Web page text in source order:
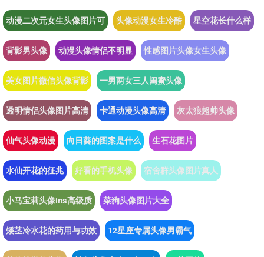
动漫二次元女生头像图片可 头像动漫女生冷酷 星空花长什么样
背影男头像 动漫头像情侣不明显 性感图片头像女生头像
美女图片微信头像背影 一男两女三人闺蜜头像
透明情侣头像图片高清 卡通动漫头像高清 灰太狼超帅头像
仙气头像动漫 向日葵的图案是什么 生石花图片
水仙开花的征兆 好看的手机头像 宿舍群头像图片真人
小马宝莉头像ins高级质 菜狗头像图片大全
矮茎冷水花的药用与功效 12星座专属头像男霸气